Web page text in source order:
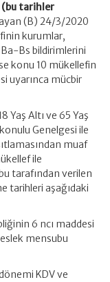
(bu tarihler
(B) 24/3/2020
kurumlar,
Bs bildirimlerini
konu 10 mükellefin
uyarınca mücbir
Yaş Altı ve 65 Yaş
Genelgesi ile
muaf
ile
tarafından verilen
tarihleri aşağıdaki
6 ncı maddesi
mensubu
KDV ve